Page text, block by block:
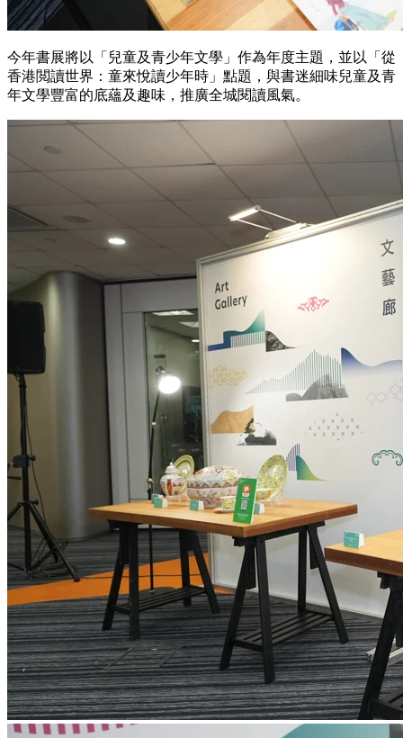
今年書展將以「兒童及青少年文學」作為年度主題，並以「從
香港閲讀世界：童來悅讀少年時」點題，與書迷細味兒童及青
年文學豐富的底蘊及趣味，推廣全城閱讀風氣。